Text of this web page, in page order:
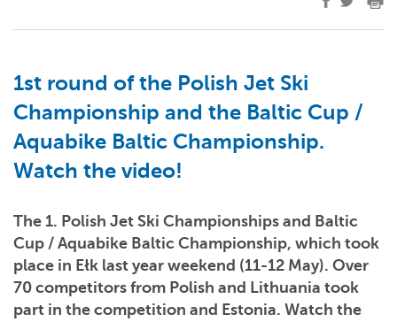
1st round of the Polish Jet Ski
Championship and the Baltic Cup /
Aquabike Baltic Championship.
Watch the video!
The 1. Polish Jet Ski Championships and Baltic
Cup / Aquabike Baltic Championship, which took
place in Ełk last year weekend (11-12 May). Over
70 competitors from Polish and Lithuania took
part in the competition and Estonia. Watch the